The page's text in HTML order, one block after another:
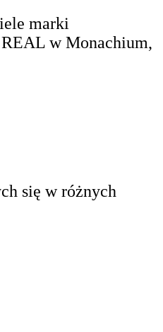
marki
w Monachium,
się w różnych